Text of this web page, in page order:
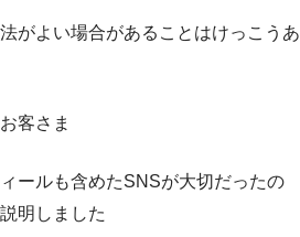
がよい場合があることはけっこうあ
客さま
ールも含めたSNSが大切だったの
明しました